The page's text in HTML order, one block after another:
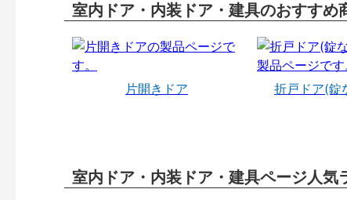
室内ドア・内装ドア・建具のおすすめ
片開きドア 折戸ドア(錠
室内ドア・内装ドア・建具ページ人気